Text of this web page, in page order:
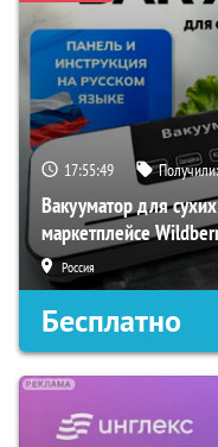
17:55:48
Вакууматор для
маркетплейсе
Россия
Бесплатно